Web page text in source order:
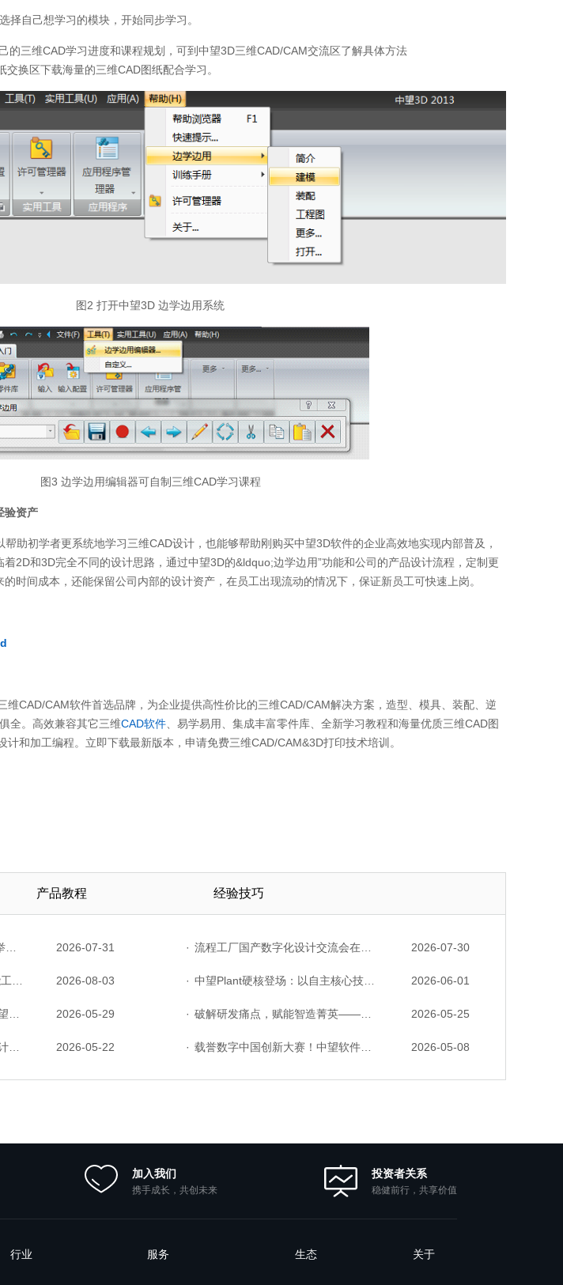
择自己想学习的模块，开始同步学习。
的三维CAD学习进度和课程规划，可到中望3D三维CAD/CAM交流区了解具体方法
交换区下载海量的三维CAD图纸配合学习。
图2 打开中望3D 边学边用系统
图3 边学边用编辑器可自制三维CAD学习课程
验资产
助初学者更系统地学习三维CAD设计，也能够帮助刚购买中望3D软件的企业高效地实现内部普及，
2D和3D完全不同的设计思路，通过中望3D的&ldquo;边学边用”功能和公司的产品设计流程，定制更
时间成本，还能保留公司内部的设计资产，在员工出现流动的情况下，保证新员工可快速上岗。
CAD/CAM软件首选品牌，为企业提供高性价比的三维CAD/CAM解决方案，造型、模具、装配、逆
全。高效兼容其它三维CAD软件 、易学易用、集成丰富零件库、全新学习教程和海量优质三维CAD图
和加工编程。立即下载最新版本，申请免费三维CAD/CAM&3D打印技术培训。
产品教程 经验技巧
2026-07-31 · 流程工厂国产数字化设计交流会在天津召开，中望自主CAD底座助力行业数字化转型实践获广泛关注 2026-07-30
级 2026-08-03 · 中望Plant硬核登场：以自主核心技术，破解流程工业数据一致性与协同困境 2026-06-01
会 2026-05-29 · 破解研发痛点，赋能智造菁英——苏州研发菁英 CTO 成长营暨高级人才认证启动会圆满落幕 2026-05-25
？ 2026-05-22 · 载誉数字中国创新大赛！中望软件携手三家伙伴，斩获信创赛道多项大奖 2026-05-08
加入我们
携手成长，共创未来
投资者关系
稳健前行，共享价值
行业 服务 生态 关于